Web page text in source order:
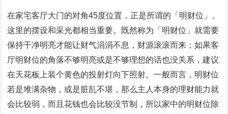
在家宅客厅大门的对角45度位置，正是所谓的「明财位」。
这里的摆设和采光都相当重要。既然称为「明财位」就需要
保持干净明亮才能让财气涓涓不息，财源滚滚而来；如果客
厅明财位的角落不够明亮或是不够理想的话也没关系，建议
在天花板上装个黄色的投射灯向下照射。一般而言，明财位
若是堆满杂物，或是脏乱不堪，那么主人本身的理财能力就
会比较弱，而且花钱也会比较没节制，所以家中的明财位除